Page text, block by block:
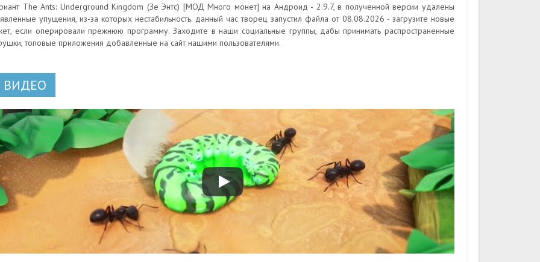
The Ants: Underground Kingdom (Зе Энтс) [МОД Много монет] на Андроид - 2.9.7, в полученной версии удалены
упущения, из-за которых нестабильность. данный час творец запустил файла от 08.08.2026 - загрузите новые
если оперировали прежнюю программу. Заходите в наши социальные группы, дабы принимать распространенные
топовые приложения добавленные на сайт нашими пользователями.
ВИДЕО